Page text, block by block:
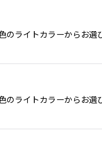
ライトカラーからお
ライトカラーからお